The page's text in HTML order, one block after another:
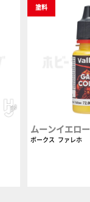
塗料
ムーンイエロー
ボークス ファレホ